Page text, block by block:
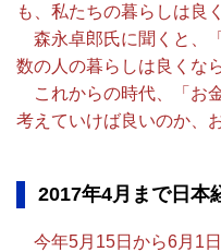
も、私たちの暮らしは良
森永卓郎氏に聞くと、
数の人の暮らしは良くな
これからの時代、「お
考えていけば良いのか、
2017年4月まで日本
今年5月15日から6月1